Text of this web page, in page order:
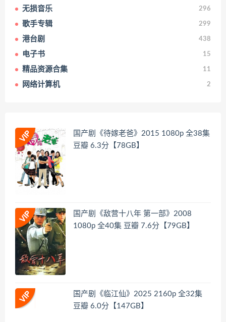
无损音乐 296
歌手专辑 299
港台剧 438
电子书 15
精品资源合集 11
网络计算机 2
国产剧《待嫁老爸》2015 1080p 全38集
豆瓣 6.3分【78GB】
国产剧《敌营十八年 第一部》2008
1080p 全40集 豆瓣 7.6分【79GB】
国产剧《临江仙》2025 2160p 全32集
豆瓣 6.0分【147GB】